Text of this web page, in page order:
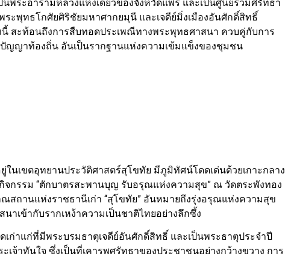
นพระอารามหลวงแห่งเดียวของจังหวัดแพร่ และเป็นศูนย์รวมศรัทธา
ระพุทธโกศัยศิริชัยมหาศากยมุนี และเจดีย์มิ่งเมืองอันศักดิ์สิทธิ์
สะท้อนถึงการสืบทอดประเพณีทางพระพุทธศาสนา ควบคู่กับการ
ญาท้องถิ่น อันเป็นรากฐานแห่งความเข้มแข็งของชุมชน
ในเขตอุทยานประวัติศาสตร์สุโขทัย มีภูมิทัศน์โดดเด่นด้วยเกาะกลาง
จกรรม “ตักบาตรสะพานบุญ รับอรุณแห่งความสุข” ณ วัดตระพังทอง
สถานแห่งราชธานีเก่า “สุโขทัย” อันหมายถึงรุ่งอรุณแห่งความสุข
าเข้ากับรากเหง้าความเป็นชาติไทยอย่างลึกซึ้ง
เก่าแก่ที่มีพระบรมธาตุเจดีย์อันศักดิ์สิทธิ์ และเป็นพระธาตุประจำปี
เจ้าทันใจ ซึ่งเป็นที่เคารพศรัทธาของประชาชนอย่างกว้างขวาง การ